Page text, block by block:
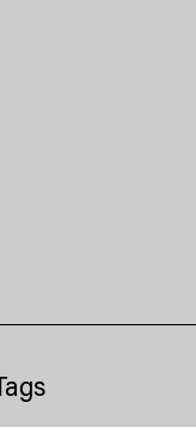
Tags